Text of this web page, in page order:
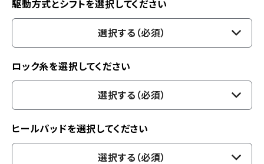
駆動方式とシフトを選択してください
選択する（必須）
ロック糸を選択してください
選択する（必須）
ヒールパッドを選択してください
選択する（必須）